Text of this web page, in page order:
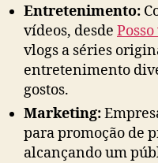
Entretenimento:
vídeos, desde
vlogs a séries
entretenimento
gostos.
Marketing:
para promoção de
alcançando um